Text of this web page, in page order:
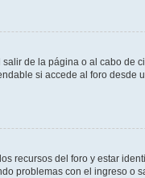
de la página o al cabo de
si accede al foro desde
recursos del foro y estar
problemas con el ingreso o